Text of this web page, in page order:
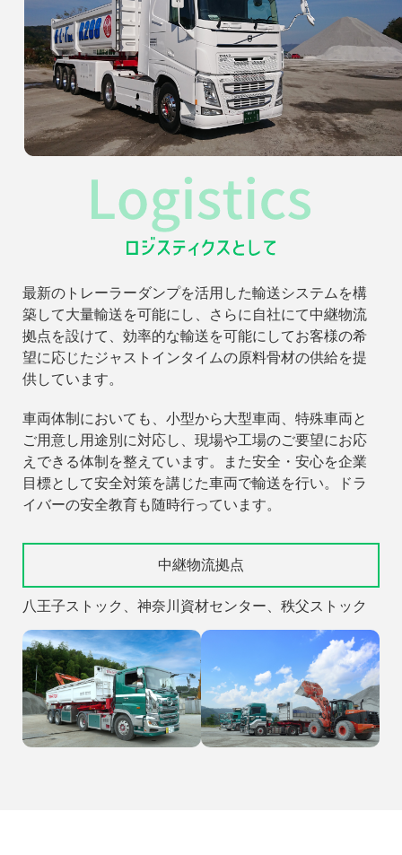
最新のトレーラーダンプを活用した輸送システムを構
築して大量輸送を可能にし、さらに自社にて中継物流
拠点を設けて、効率的な輸送を可能にしてお客様の希
望に応じたジャストインタイムの原料骨材の供給を提
供しています。
車両体制においても、小型から大型車両、特殊車両と
ご用意し用途別に対応し、現場や工場のご要望にお応
えできる体制を整えています。また安全・安心を企業
目標として安全対策を講じた車両で輸送を行い。ドラ
イバーの安全教育も随時行っています。
中継物流拠点
八王子ストック、神奈川資材センター、秩父ストック